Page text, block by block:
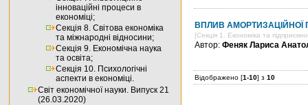
інноваційні процеси в
економіці;
Секція 8. Світова економіка
та міжнародні відносини;
Секція 9. Економічна наука
та освіта;
Секція 10. Психологічні
аспекти в економіці.
Світ економічної науки. Випуск 21
(26.03.2020)
ВПЛИВ АМОРТИЗАЦІЙНОЇ
[Секція 1. Економіка та
Автор: Феняк Лариса
Відображено [1-10] з 10